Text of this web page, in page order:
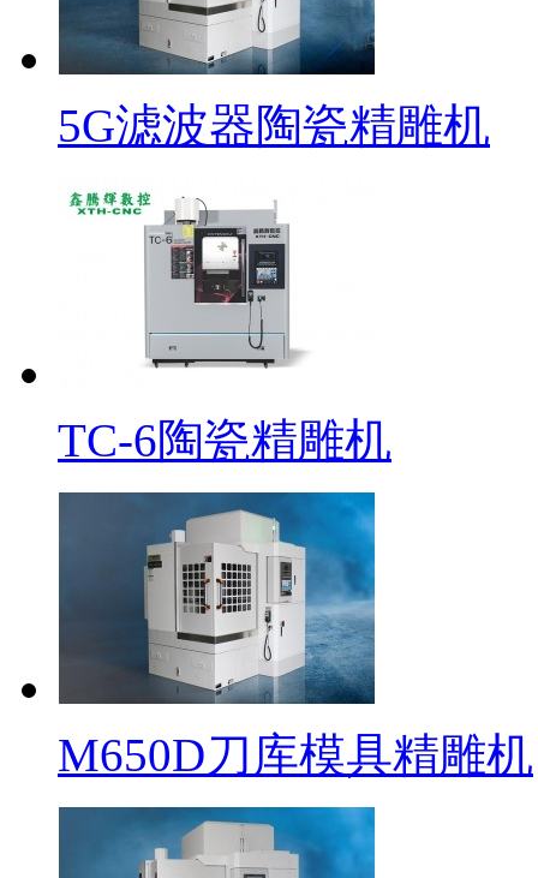
5G滤波器陶瓷精雕机
TC-6陶瓷精雕机
M650D刀库模具精雕机